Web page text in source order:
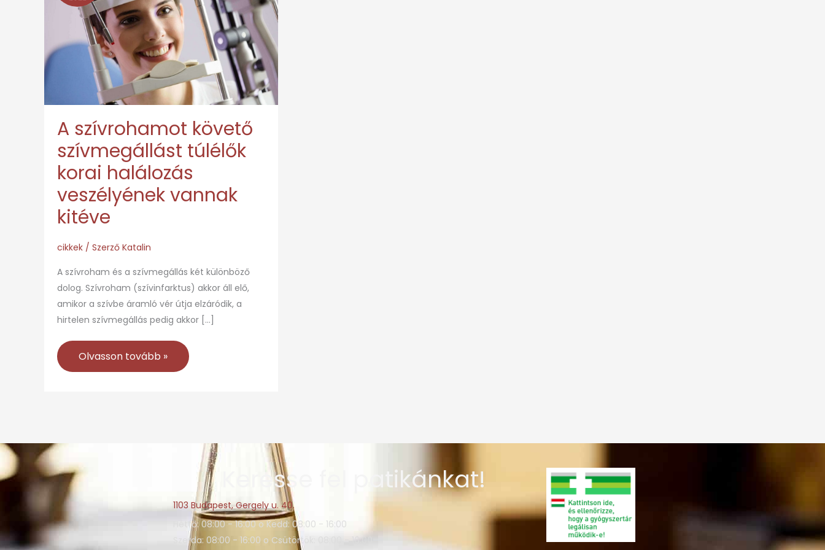
A szívrohamot követő
szívmegállást túlélők
korai halálozás
veszélyének vannak
kitéve
cikkek / Szerző Katalin
A szívroham és a szívmegállás két különböző
dolog. Szívroham (szívinfarktus) akkor áll elő,
amikor a szívbe áramló vér útja elzáródik, a
hirtelen szívmegállás pedig akkor […]
követő
szívmegállást
túlélők
korai
halálozás
veszélyének
kitéve
Olvasson tovább »
Keresse fel patikánkat!
1103 Budapest, Gergely u. 40.
Hétfő: 08:00 - 16:00 o Kedd: 08:00 - 16:00
Szerda: 08:00 - 16:00 o Csütörtök: 08:00 - 16:00